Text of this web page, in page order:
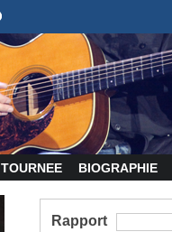
TOURNEE BIOGRAPHIE
Rapport